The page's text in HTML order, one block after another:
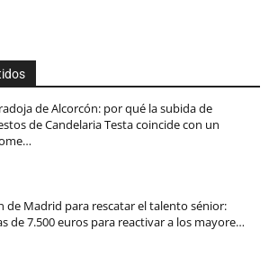
de Alcorcón: por qué la subida de
de Candelaria Testa coincide con un
de Madrid para rescatar el talento sénior:
de 7.500 euros para reactivar a los mayore…